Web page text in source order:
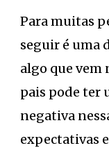
Para muitas
seguir é uma
algo que vem
pais pode ter
negativa
expectativas